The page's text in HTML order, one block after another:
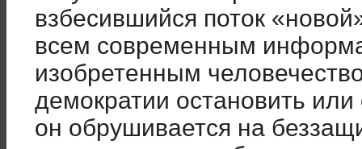
взбесившийся поток
всем современным
изобретенным
демократии остановить
он обрушивается на